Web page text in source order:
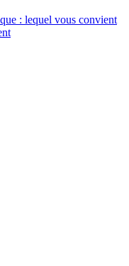
: lequel vous convient